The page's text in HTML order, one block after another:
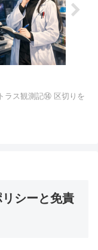
ラス観測記⑭ 区切りを
シーと免責